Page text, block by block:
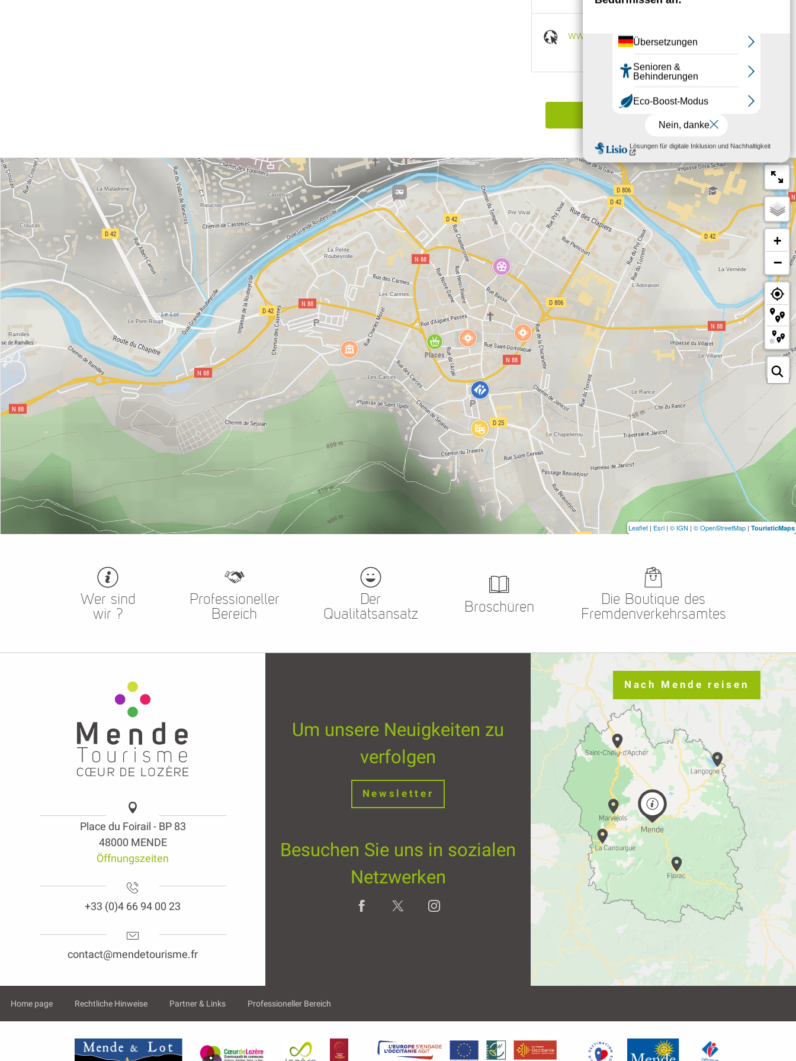
+
−
Leaflet | Esri | © IGN | © OpenStreetMap | TouristicMaps
Wer sind
wir ?
Professioneller
Bereich
Der
Qualitätsansatz
Broschüren
Die Boutique des
Fremdenverkehrsamtes
Place du Foirail - BP 83
48000 MENDE
Öffnungszeiten
+33 (0)4 66 94 00 23
contact@mendetourisme.fr
Um unsere Neuigkeiten zu
verfolgen
Newsletter
Besuchen Sie uns in sozialen
Netzwerken
Nach Mende reisen
Home page Rechtliche Hinweise Partner & Links Professioneller Bereich